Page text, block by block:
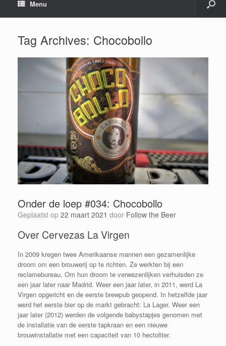
Menu
Tag Archives: Chocobollo
Onder de loep #034: Chocobollo
Geplaatst op 22 maart 2021 door Follow the Beer
Over Cervezas La Virgen
In 2009 kregen twee Amerikaanse mannen een gezamenlijke
droom om een brouwerij op te richten. Ze werkten bij een
reclamebureau. Om hun droom te verwezenlijken verhuisden ze
een jaar later naar Madrid. Weer een jaar later, in 2011, werd La
Virgen opgericht en de eerste brewpub geopend. In hetzelfde jaar
werd het eerste bier op de markt gebracht: La Lager. Weer een
jaar later (2012) werden de volgende babystapjes genomen met
de installatie van de eerste tapkraan en een nieuwe
brouwinstallatie met een capaciteit van 10 hectoliter.